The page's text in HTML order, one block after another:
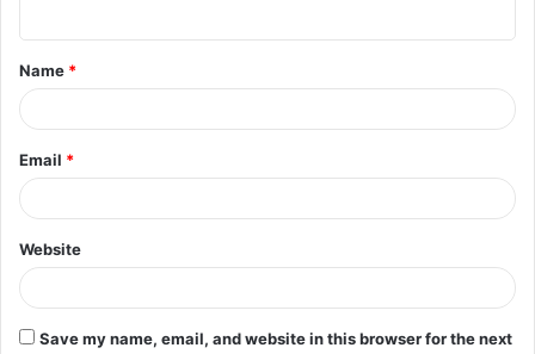
t
*
Name *
Email *
Website
Save my name, email, and website in this browser for the next